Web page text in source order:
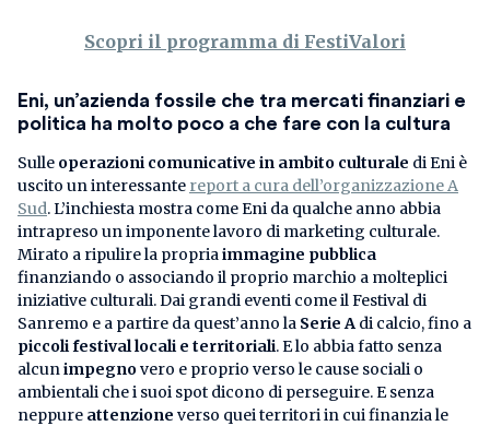
Scopri il programma di FestiValori
Eni, un’azienda fossile che tra mercati finanziari e
politica ha molto poco a che fare con la cultura
Sulle operazioni comunicative in ambito culturale di Eni è
uscito un interessante report a cura dell’organizzazione A
Sud. L’inchiesta mostra come Eni da qualche anno abbia
intrapreso un imponente lavoro di marketing culturale.
Mirato a ripulire la propriaimmagine pubblica
finanziando o associando il proprio marchio a molteplici
iniziative culturali. Dai grandi eventi come il Festival di
Sanremo e a partire da quest’anno la Serie A di calcio, fino a
piccoli festival locali e territoriali. E lo abbia fatto senza
alcunimpegnovero e proprio verso le cause sociali o
ambientali che i suoi spot dicono di perseguire. E senza
neppure attenzione verso quei territori in cui finanzia le